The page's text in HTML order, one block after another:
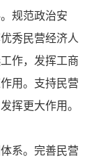
规范政治安
秀民营经济人
作，发挥工商
用。支持民营
挥更大作用。
系。完善民营